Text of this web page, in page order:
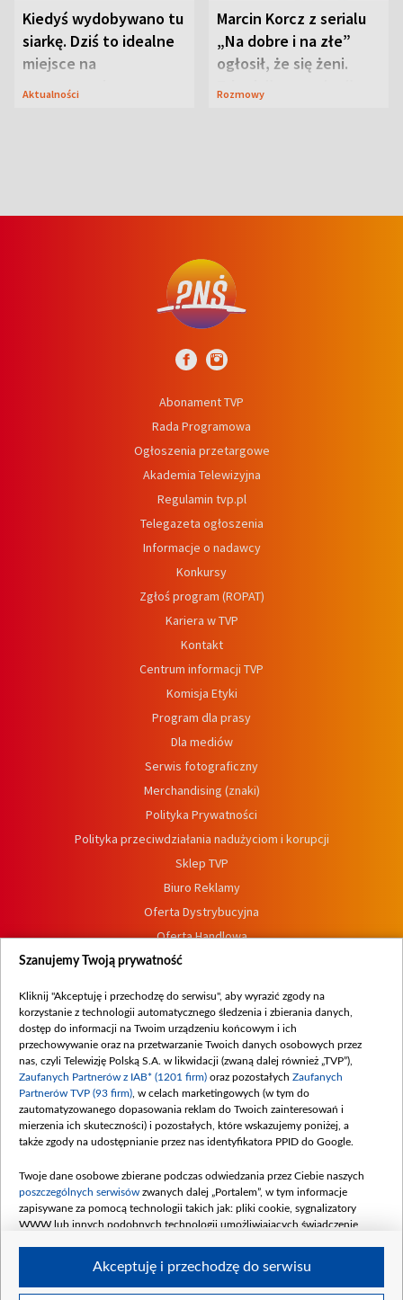
Kiedyś wydobywano tu
siarkę. Dziś to idealne
miejsce na
wypoczynek
Aktualności
Marcin Korcz z serialu
„Na dobre i na złe”
ogłosił, że się żeni.
Zdradził, co zmienił
Rozmowy
Abonament TVP
Rada Programowa
Ogłoszenia przetargowe
Akademia Telewizyjna
Regulamin tvp.pl
Telegazeta ogłoszenia
Informacje o nadawcy
Konkursy
Zgłoś program (ROPAT)
Kariera w TVP
Kontakt
Centrum informacji TVP
Komisja Etyki
Program dla prasy
Dla mediów
Serwis fotograficzny
Merchandising (znaki)
Polityka Prywatności
Polityka przeciwdziałania nadużyciom i korupcji
Sklep TVP
Biuro Reklamy
Oferta Dystrybucyjna
Oferta Handlowa
Dostępność
Procedura zgłoszeń wewnętrznych
Szanujemy Twoją prywatność
Kliknij "Akceptuję i przechodzę do serwisu", aby wyrazić zgody na
korzystanie z technologii automatycznego śledzenia i zbierania danych,
dostęp do informacji na Twoim urządzeniu końcowym i ich
przechowywanie oraz na przetwarzanie Twoich danych osobowych przez
nas, czyli Telewizję Polską S.A. w likwidacji (zwaną dalej również „TVP”),
Zaufanych Partnerów z IAB* (1201 firm) oraz pozostałych Zaufanych
Partnerów TVP (93 firm) , w celach marketingowych (w tym do
zautomatyzowanego dopasowania reklam do Twoich zainteresowań i
mierzenia ich skuteczności) i pozostałych, które wskazujemy poniżej, a
także zgody na udostępnianie przez nas identyfikatora PPID do Google.
Twoje dane osobowe zbierane podczas odwiedzania przez Ciebie naszych
poszczególnych serwisów zwanych dalej „Portalem”, w tym informacje
zapisywane za pomocą technologii takich jak: pliki cookie, sygnalizatory
WWW lub innych podobnych technologii umożliwiających świadczenie
Akceptuję i przechodzę do serwisu